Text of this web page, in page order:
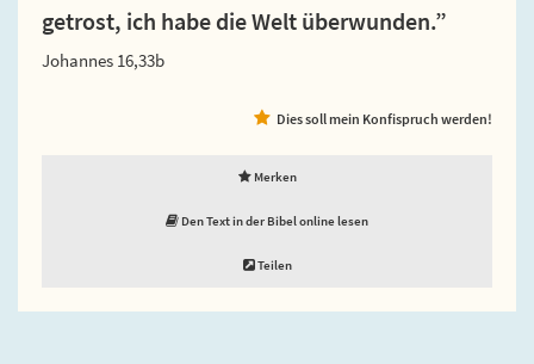
getrost, ich habe die Welt überwunden.”
Johannes 16,33b
Dies soll mein Konfispruch werden!
Merken
Den Text in der Bibel online lesen
Teilen